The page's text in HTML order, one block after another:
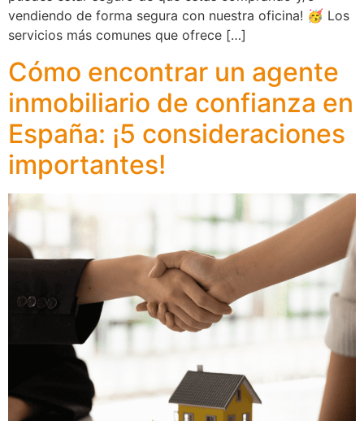
vendiendo de forma segura con nuestra oficina! 🥳 Los
servicios más comunes que ofrece […]
Cómo encontrar un agente
inmobiliario de confianza en
España: ¡5 consideraciones
importantes!